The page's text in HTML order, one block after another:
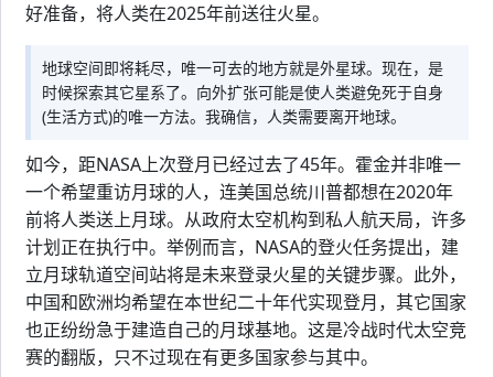
好准备，将人类在2025年前送往火星。
地球空间即将耗尽，唯一可去的地方就是外星球。现在，是
时候探索其它星系了。向外扩张可能是使人类避免死于自身
(生活方式)的唯一方法。我确信，人类需要离开地球。
如今，距NASA上次登月已经过去了45年。霍金并非唯一
一个希望重访月球的人，连美国总统川普都想在2020年
前将人类送上月球。从政府太空机构到私人航天局，许多
计划正在执行中。举例而言，NASA的登火任务提出，建
立月球轨道空间站将是未来登录火星的关键步骤。此外，
中国和欧洲均希望在本世纪二十年代实现登月，其它国家
也正纷纷急于建造自己的月球基地。这是冷战时代太空竞
赛的翻版，只不过现在有更多国家参与其中。